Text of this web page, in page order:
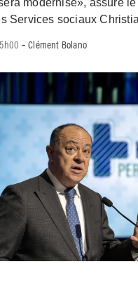
modernisé», assure
Services sociaux
-Clément Bolano